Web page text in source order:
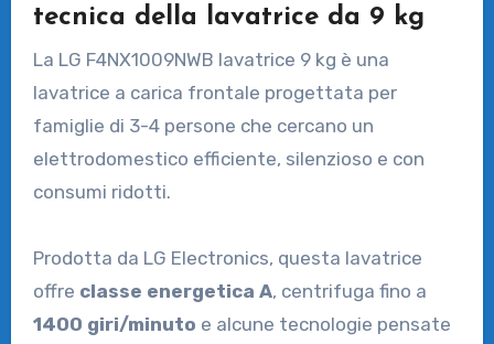
tecnica della lavatrice da 9 kg
La LG F4NX1009NWB lavatrice 9 kg è una
lavatrice a carica frontale progettata per
famiglie di 3-4 persone che cercano un
elettrodomestico efficiente, silenzioso e con
consumi ridotti.
Prodotta da LG Electronics, questa lavatrice
offre classe energetica A, centrifuga fino a
1400 giri/minuto e alcune tecnologie pensate